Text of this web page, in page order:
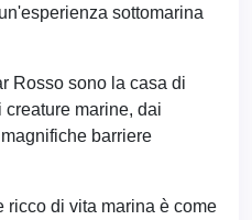
sottomarina
Rosso sono la casa di
marine, dai
barriere
ricco di vita marina è come